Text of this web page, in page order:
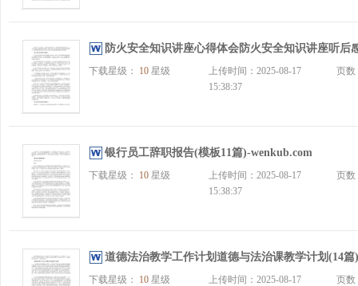
防火安全知识讲座心得体会防火安全知识讲座听后
下载星级： 10 星级
上传时间：2025-08-17
15:38:37
页
银行员工辞职报告(模板11篇)-wenkub.com
下载星级： 10 星级
上传时间：2025-08-17
15:38:37
页
道德法治教学工作计划道德与法治课教学计划(14篇
下载星级： 10 星级
上传时间：2025-08-17
页